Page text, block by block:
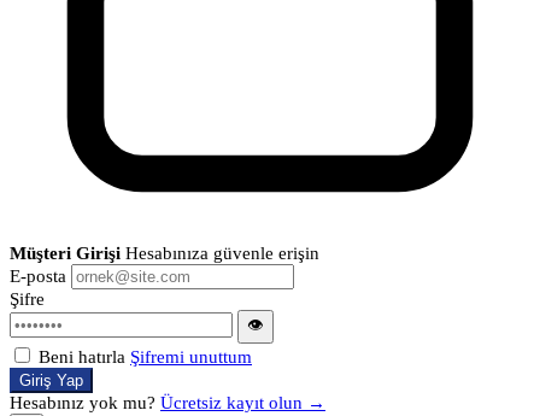
Müşteri Girişi Hesabınıza güvenle erişin
E-posta
Şifre
👁
Beni hatırla Şifremi unuttum
Giriş Yap
Hesabınız yok mu? Ücretsiz kayıt olun →